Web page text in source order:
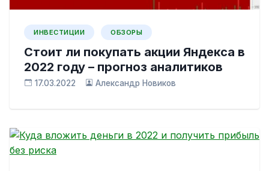
ИНВЕСТИЦИИ ОБЗОРЫ
Стоит ли покупать акции Яндекса в
2022 году – прогноз аналитиков
17.03.2022 Александр Новиков